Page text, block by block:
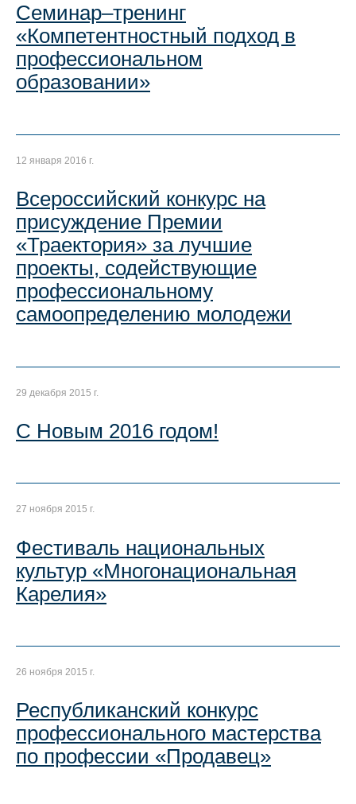
Семинар–тренинг
«Компетентностный подход в
профессиональном
образовании»
12 января 2016 г.
Всероссийский конкурс на
присуждение Премии
«Траектория» за лучшие
проекты, содействующие
профессиональному
самоопределению молодежи
29 декабря 2015 г.
С Новым 2016 годом!
27 ноября 2015 г.
Фестиваль национальных
культур «Многонациональная
Карелия»
26 ноября 2015 г.
Республиканский конкурс
профессионального мастерства
по профессии «Продавец»